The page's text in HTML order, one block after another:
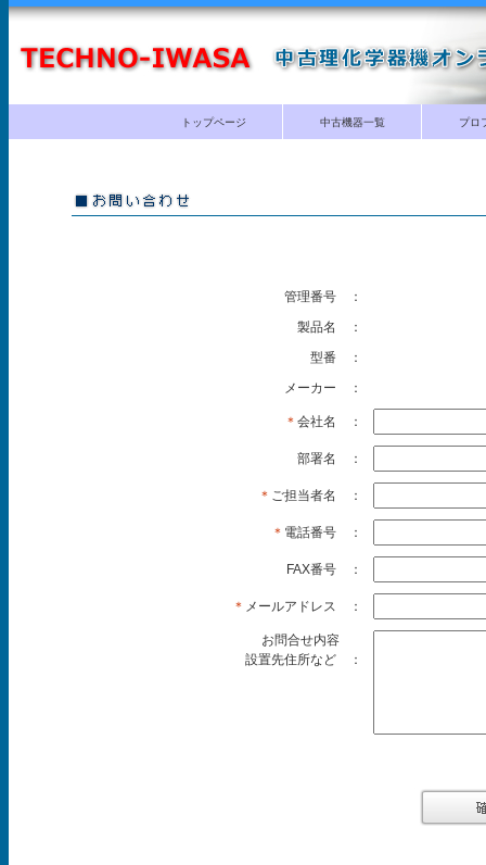
トップページ 中古機器一覧 プロ
管理番号 ：
製品名 ：
型番 ：
メーカー ：
＊ 会社名 ：
部署名 ：
＊ ご担当者名 ：
＊ 電話番号 ：
FAX番号 ：
＊ メールアドレス ：
お問合せ内容
設置先住所など ：